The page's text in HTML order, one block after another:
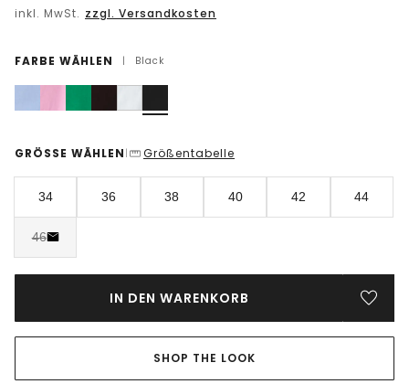
inkl. MwSt. zzgl. Versandkosten
FARBE WÄHLEN | Black
GRÖSSE WÄHLEN | Größentabelle
34 36 38 40 42 44
46
IN DEN WARENKORB
SHOP THE LOOK